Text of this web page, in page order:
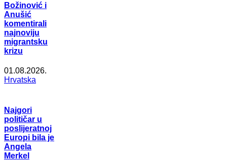
Božinović i
Anušić
komentirali
najnoviju
migrantsku
krizu
01.08.2026.
Hrvatska
Najgori
političar u
poslijeratnoj
Europi bila je
Angela
Merkel